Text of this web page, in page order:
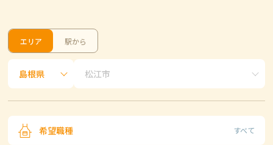
エリア 駅から
希望職種 すべて